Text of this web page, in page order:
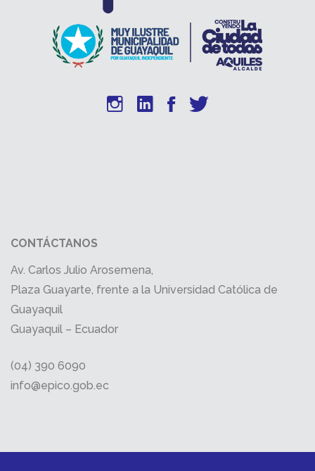
CONTÁCTANOS
Av. Carlos Julio Arosemena,
Plaza Guayarte, frente a la Universidad Católica de
Guayaquil
Guayaquil – Ecuador
(04) 390 6090
info@epico.gob.ec